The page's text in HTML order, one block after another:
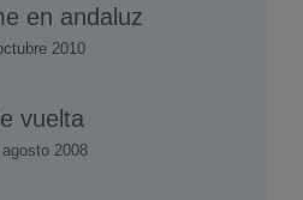
en andaluz
2010
vuelta
agosto 2008